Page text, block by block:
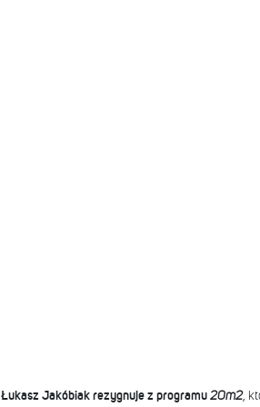
Łukasz Jakóbiak rezygnuje z programu20m2,